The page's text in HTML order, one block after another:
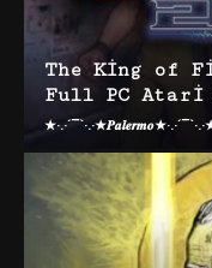
The King of
Full PC Atari